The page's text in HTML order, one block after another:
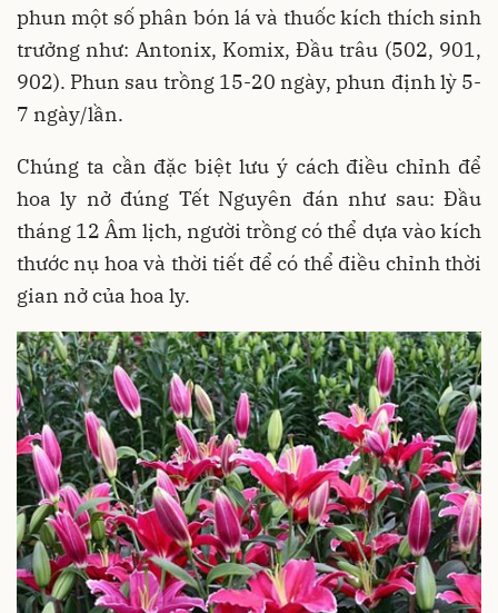
phun một số phân bón lá và thuốc kích thích sinh
trưởng như: Antonix, Komix, Đầu trâu (502, 901,
902). Phun sau trồng 15-20 ngày, phun định lỳ 5-
7 ngày/lần.
Chúng ta cần đặc biệt lưu ý cách điều chỉnh để
hoa ly nở đúng Tết Nguyên đán như sau: Đầu
tháng 12 Âm lịch, người trồng có thể dựa vào kích
thước nụ hoa và thời tiết để có thể điều chỉnh thời
gian nở của hoa ly.